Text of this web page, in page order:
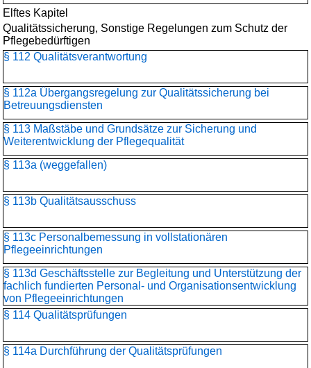
Elftes Kapitel
Qualitätssicherung, Sonstige Regelungen zum Schutz der
Pflegebedürftigen
§ 112 Qualitätsverantwortung
§ 112a Übergangsregelung zur Qualitätssicherung bei
Betreuungsdiensten
§ 113 Maßstäbe und Grundsätze zur Sicherung und
Weiterentwicklung der Pflegequalität
§ 113a (weggefallen)
§ 113b Qualitätsausschuss
§ 113c Personalbemessung in vollstationären
Pflegeeinrichtungen
§ 113d Geschäftsstelle zur Begleitung und Unterstützung der
fachlich fundierten Personal- und Organisationsentwicklung
von Pflegeeinrichtungen
§ 114 Qualitätsprüfungen
§ 114a Durchführung der Qualitätsprüfungen